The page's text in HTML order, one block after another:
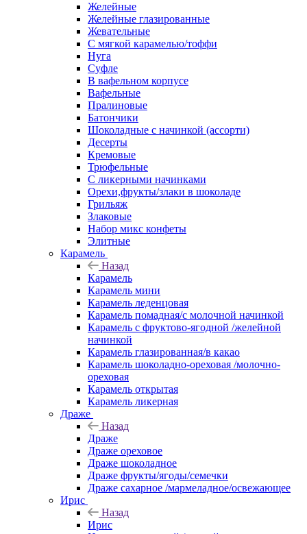
Желейные
Желейные глазированные
Жевательные
С мягкой карамелью/тоффи
Нуга
Суфле
В вафельном корпусе
Вафельные
Пралиновые
Батончики
Шоколадные с начинкой (ассорти)
Десерты
Кремовые
Трюфельные
С ликерными начинками
Орехи,фрукты/злаки в шоколаде
Грильяж
Злаковые
Набор микс конфеты
Элитные
Карамель
Назад
Карамель
Карамель мини
Карамель леденцовая
Карамель помадная/с молочной начинкой
Карамель с фруктово-ягодной /желейной
начинкой
Карамель глазированная/в какао
Карамель шоколадно-ореховая /молочно-
ореховая
Карамель открытая
Карамель ликерная
Драже
Назад
Драже
Драже ореховое
Драже шоколадное
Драже фрукты/ягоды/семечки
Драже сахарное /мармеладное/освежающее
Ирис
Назад
Ирис